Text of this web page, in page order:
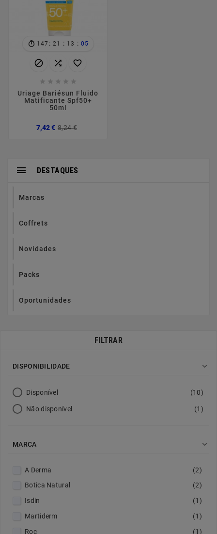
147 : 21 : 13 : 05
  
    
Uriage Bariésun Fluido
Matificante Spf50+
50ml
7,42 € 8,24 €
DESTAQUES

Marcas
Coffrets
Novidades
Packs
Oportunidades
FILTRAR
DISPONIBILIDADE 
Disponível (10)
Não disponível (1)
MARCA 
A Derma
(2)
Botica Natural
(2)
Isdin
(1)
Martiderm
(1)
Roc
(1)